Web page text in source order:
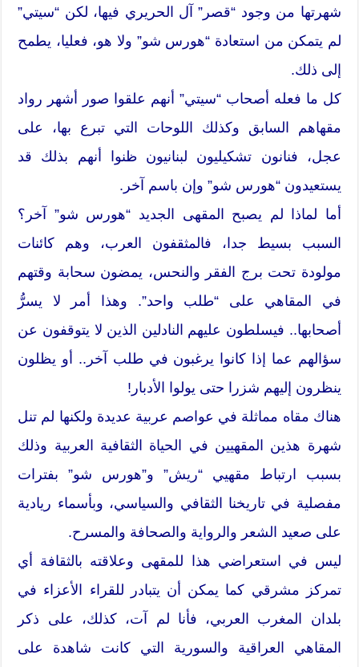
شهرتها من وجود “قصر” آل الحريري فيها، لكن “سيتي”
لم يتمكن من استعادة “هورس شو” ولا هو، فعليا، يطمح
إلى ذلك.
كل ما فعله أصحاب “سيتي” أنهم علقوا صور أشهر رواد
مقهاهم السابق وكذلك اللوحات التي تبرع بها، على
عجل، فنانون تشكيليون لبنانيون ظنوا أنهم بذلك قد
يستعيدون “هورس شو” وإن باسم آخر.
أما لماذا لم يصبح المقهى الجديد “هورس شو” آخر؟
السبب بسيط جدا، فالمثقفون العرب، وهم كائنات
مولودة تحت برج الفقر والنحس، يمضون سحابة وقتهم
في المقاهي على “طلب واحد”. وهذا أمر لا يسرُّ
أصحابها.. فيسلطون عليهم النادلين الذين لا يتوقفون عن
سؤالهم عما إذا كانوا يرغبون في طلب آخر.. أو يظلون
ينظرون إليهم شزرا حتى يولوا الأدبار!
هناك مقاه مماثلة في عواصم عربية عديدة ولكنها لم تنل
شهرة هذين المقهيين في الحياة الثقافية العربية وذلك
بسبب ارتباط مقهيي “ريش” و”هورس شو” بفترات
مفصلية في تاريخنا الثقافي والسياسي، وبأسماء ريادية
على صعيد الشعر والرواية والصحافة والمسرح.
ليس في استعراضي هذا للمقهى وعلاقته بالثقافة أي
تمركز مشرقي كما يمكن أن يتبادر للقراء الأعزاء في
بلدان المغرب العربي، فأنا لم آت، كذلك، على ذكر
المقاهي العراقية والسورية التي كانت شاهدة على